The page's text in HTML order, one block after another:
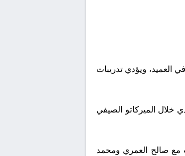
هاي كورة – كشف الصحفي صالح عمر الأحمد عن تفاصيل أزمة فواز الصقور مع نادي الاتحاد، مؤكدًا أنه لا يزال لاعبًا في ‎العميد، ويؤدي تدريبات
خلال الميركاتو الصيفي
مع صالح العمري ومحمد